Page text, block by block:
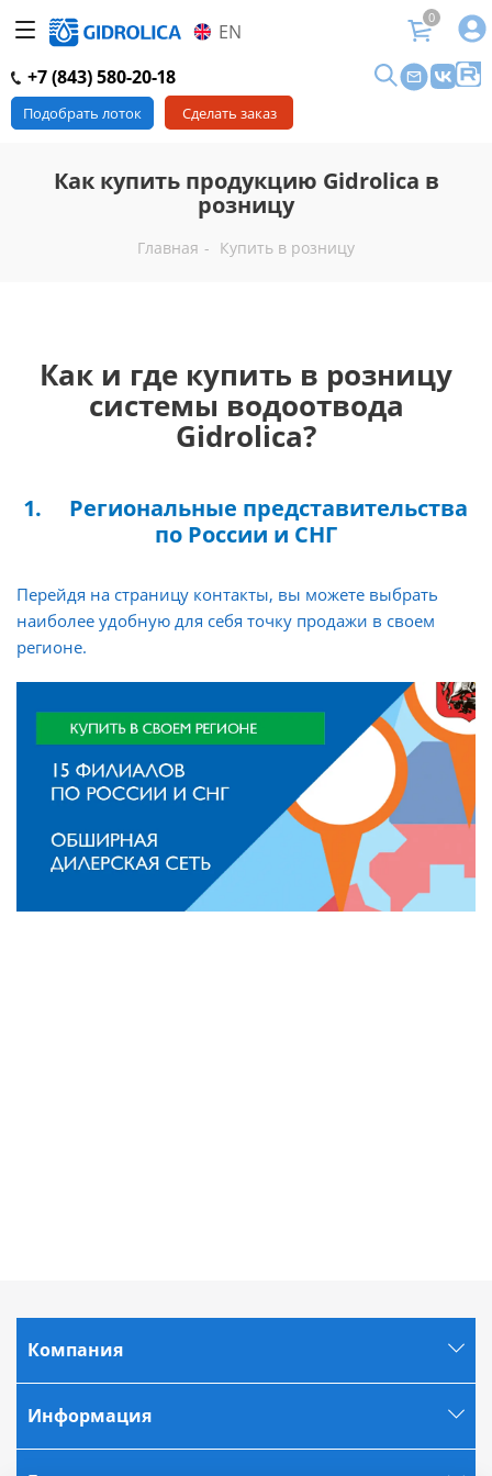
EN
0
+7 (843) 580-20-18
Подобрать лоток Сделать заказ
Как купить продукцию Gidrolica в
розницу
Главная - Купить в розницу
Как и где купить в розницу
системы водоотвода
Gidrolica?
1. Региональные представительства
по России и СНГ
Перейдя на страницу контакты, вы можете выбрать
наиболее удобную для себя точку продажи в своем
регионе.
Компания
Информация